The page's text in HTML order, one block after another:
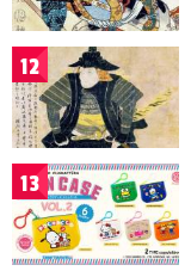
12
13